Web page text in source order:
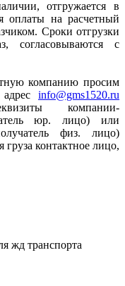
отгружается в
оплаты на расчетный
Сроки отгрузки
согласовываются с
компанию просим
info@gms1520.ru
компании-
юр. лицо) или
физ. лицо)
контактное лицо,
жд транспорта